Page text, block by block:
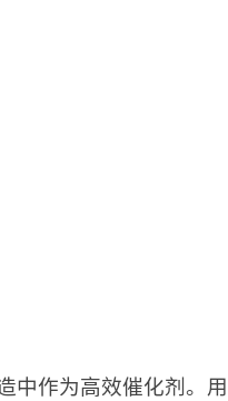
中作为高效催化剂。